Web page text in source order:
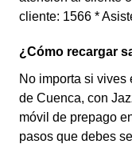
cliente: 1566 *
¿Cómo recargar
No importa si vives
de Cuenca, con
móvil de prepago
pasos que debes